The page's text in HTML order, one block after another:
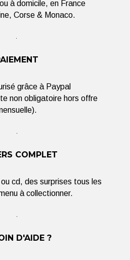
à domicile, en France
Corse & Monaco.
grâce à Paypal
non obligatoire hors offre
COMPLET
cd, des surprises tous les
à collectionner.
D'AIDE ?